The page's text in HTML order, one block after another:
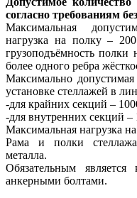
согласно требованиям
Максимальная
нагрузка на полку –
грузоподъёмность полки
более одного ребра
Максимально
установке стеллажей в
-для крайних секций –
-для внутренних секций –
Максимальная нагрузка
Рама и полки
металла.
Обязательным
анкерными болтами.